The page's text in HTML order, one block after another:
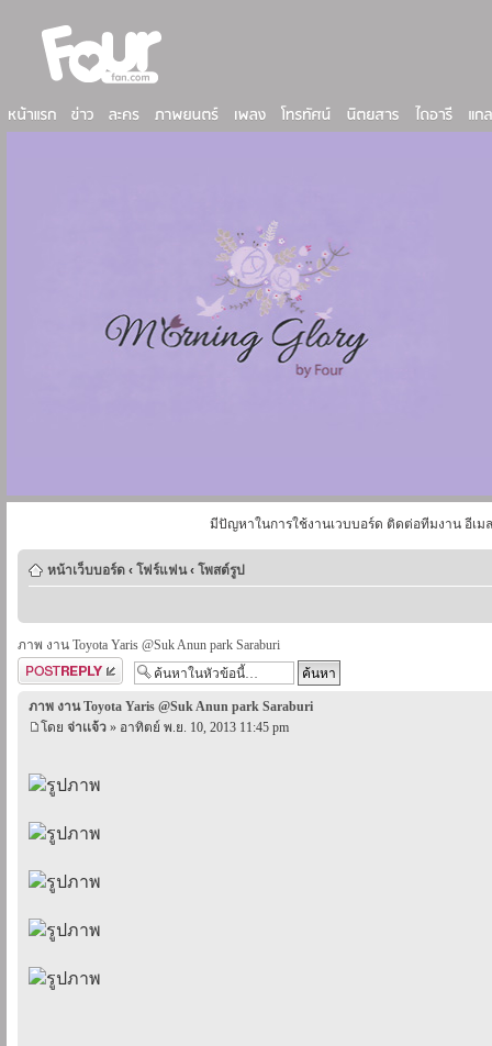
มีปัญหาในการใช้งานเวบบอร์ด ติดต่อทีมงาน อีเม
หน้าเว็บบอร์ด ‹ โฟร์แฟน ‹ โพสต์รูป
ภาพ งาน Toyota Yaris @Suk Anun park Saraburi
ตอบกระทู้
ภาพ งาน Toyota Yaris @Suk Anun park Saraburi
โดย จ่าเเจ้ว » อาทิตย์ พ.ย. 10, 2013 11:45 pm